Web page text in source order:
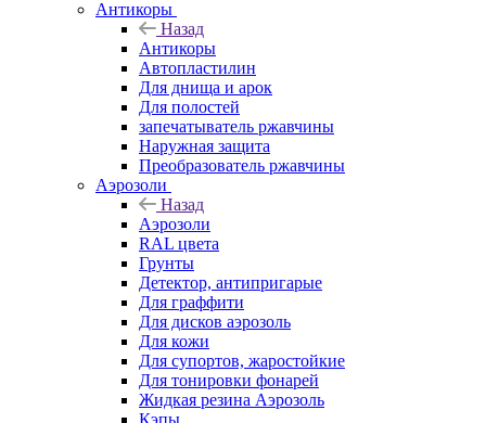
Антикоры
Назад
Антикоры
Автопластилин
Для днища и арок
Для полостей
запечатыватель ржавчины
Наружная защита
Преобразователь ржавчины
Аэрозоли
Назад
Аэрозоли
RAL цвета
Грунты
Детектор, антипригарые
Для граффити
Для дисков аэрозоль
Для кожи
Для супортов, жаростойкие
Для тонировки фонарей
Жидкая резина Аэрозоль
Кэпы